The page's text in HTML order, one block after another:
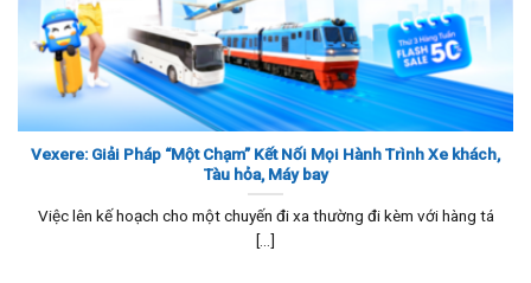
Vexere: Giải Pháp “Một Chạm” Kết Nối Mọi Hành Trình Xe khách,
Tàu hỏa, Máy bay
Việc lên kế hoạch cho một chuyến đi xa thường đi kèm với hàng tá
[...]